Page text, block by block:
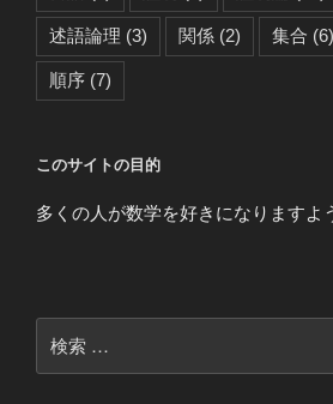
述語論理 (3) 関係 (2) 集合 (6)
順序 (7)
このサイトの目的
多くの人が数学を好きになりますよ
索: